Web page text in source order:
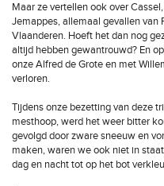
Maar ze vertellen ook over
Jemappes, allemaal gevallen van
Vlaanderen. Hoeft het dan nog
altijd hebben gewantrouwd? En
onze Alfred de Grote en met
verloren.
Tijdens onze bezetting van deze
mesthoop, werd het weer bitter
gevolgd door zware sneeuw en
maken, waren we ook niet in
dag en nacht tot op het bot